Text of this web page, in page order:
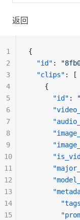
返回
{
"id" :
"clips" : [
    {
"id" :
1
2
3
4
5
6
7
8
9
10
11
12
13
14
15